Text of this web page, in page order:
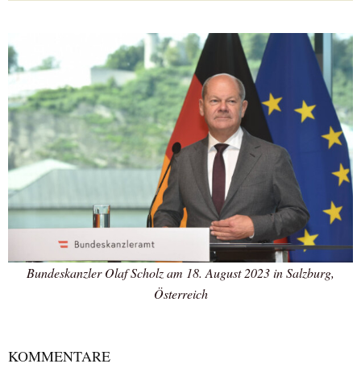
Bundeskanzler Olaf Scholz am 18. August 2023 in Salzburg,
Österreich
KOMMENTARE